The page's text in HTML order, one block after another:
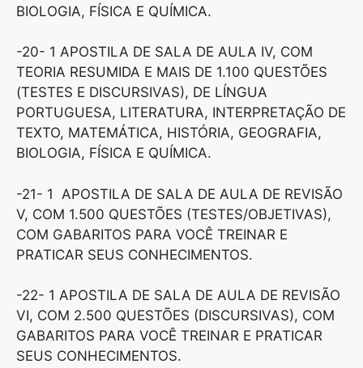
BIOLOGIA, FÍSICA E QUÍMICA.
-20- 1 APOSTILA DE SALA DE AULA IV, COM
TEORIA RESUMIDA E MAIS DE 1.100 QUESTÕES
(TESTES E DISCURSIVAS), DE LÍNGUA
PORTUGUESA, LITERATURA, INTERPRETAÇÃO DE
TEXTO, MATEMÁTICA, HISTÓRIA, GEOGRAFIA,
BIOLOGIA, FÍSICA E QUÍMICA.
-21- 1 APOSTILA DE SALA DE AULA DE REVISÃO
V, COM 1.500 QUESTÕES (TESTES/OBJETIVAS),
COM GABARITOS PARA VOCÊ TREINAR E
PRATICAR SEUS CONHECIMENTOS.
-22- 1 APOSTILA DE SALA DE AULA DE REVISÃO
VI, COM 2.500 QUESTÕES (DISCURSIVAS), COM
GABARITOS PARA VOCÊ TREINAR E PRATICAR
SEUS CONHECIMENTOS.